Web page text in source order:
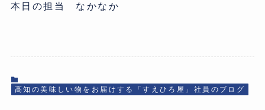
本日の担当 なかなか
高知の美味しい物をお届けする「すえひろ屋」社員のブログ